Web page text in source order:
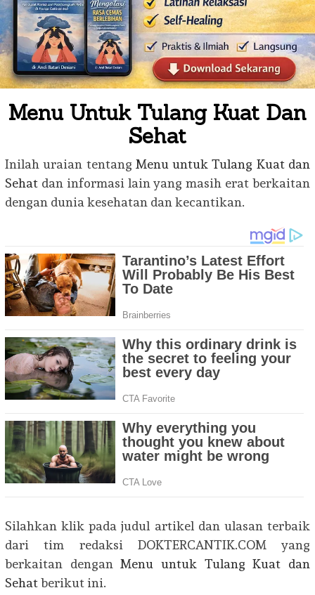
Menu Untuk Tulang Kuat Dan
Sehat
Inilah uraian tentang Menu untuk Tulang Kuat dan
Sehat dan informasi lain yang masih erat berkaitan
dengan dunia kesehatan dan kecantikan.
Silahkan klik pada judul artikel dan ulasan terbaik
dari tim redaksi DOKTERCANTIK.COM yang
berkaitan denganMenu untuk Tulang Kuat dan
Sehatberikut ini.